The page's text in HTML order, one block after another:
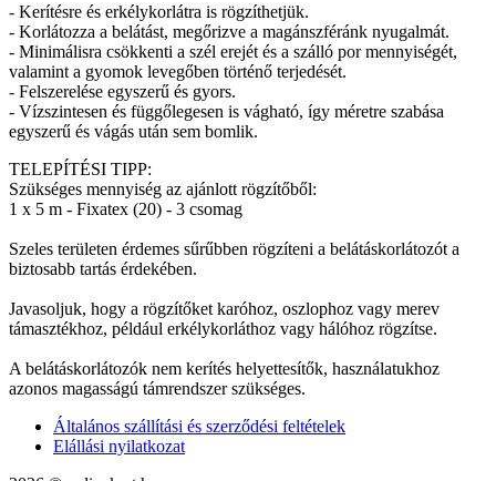
- Kerítésre és erkélykorlátra is rögzíthetjük.
- Korlátozza a belátást, megőrizve a magánszféránk nyugalmát.
- Minimálisra csökkenti a szél erejét és a szálló por mennyiségét,
valamint a gyomok levegőben történő terjedését.
- Felszerelése egyszerű és gyors.
- Vízszintesen és függőlegesen is vágható, így méretre szabása
egyszerű és vágás után sem bomlik.
TELEPÍTÉSI TIPP:
Szükséges mennyiség az ajánlott rögzítőből:
1 x 5 m - Fixatex (20) - 3 csomag
Szeles területen érdemes sűrűbben rögzíteni a belátáskorlátozót a
biztosabb tartás érdekében.
Javasoljuk, hogy a rögzítőket karóhoz, oszlophoz vagy merev
támasztékhoz, például erkélykorláthoz vagy hálóhoz rögzítse.
A belátáskorlátozók nem kerítés helyettesítők, használatukhoz
azonos magasságú támrendszer szükséges.
Általános szállítási és szerződési feltételek
Elállási nyilatkozat